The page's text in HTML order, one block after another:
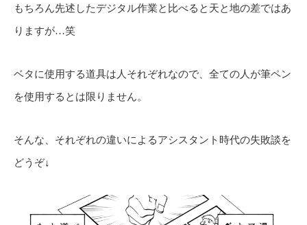
もちろん先述したデジタル作業と比べると天と地の差ではあ
りますが…笑
ベタに使用する道具は人それぞれなので、全ての人が筆ペン
を使用するとは限りません。
そんな、それぞれの違いによるアシスタント時代の失敗談を
どうぞ↓